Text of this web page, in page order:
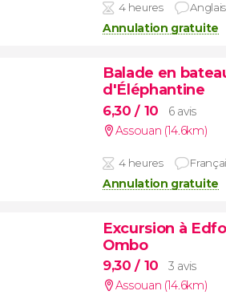
4 heures Anglais
Annulation gratuite
Balade en
d'Éléphantine
6,30/ 10
6 avis
Assouan (14.6km)
4 heures
Annulation gratuite
Excursion à
Ombo
9,30/ 10
3 avis
Assouan (14.6km)